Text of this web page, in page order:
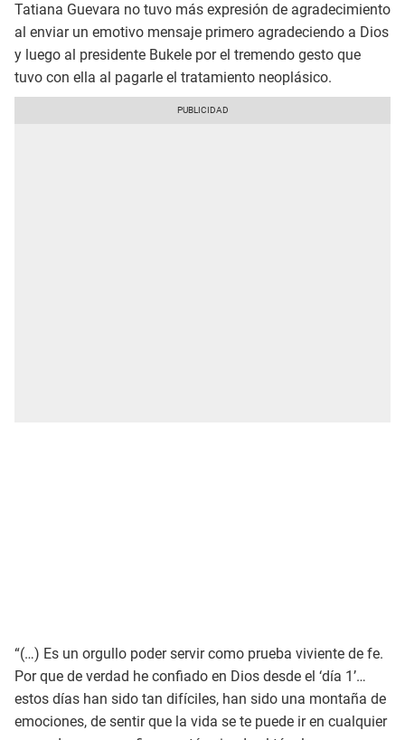
Tatiana Guevara no tuvo más expresión de agradecimiento
al enviar un emotivo mensaje primero agradeciendo a Dios
y luego al presidente Bukele por el tremendo gesto que
tuvo con ella al pagarle el tratamiento neoplásico.
“(…) Es un orgullo poder servir como prueba viviente de fe.
Por que de verdad he confiado en Dios desde el ‘día 1’…
estos días han sido tan difíciles, han sido una montaña de
emociones, de sentir que la vida se te puede ir en cualquier